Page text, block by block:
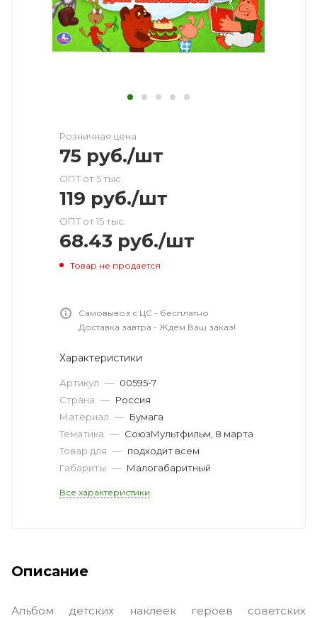
Розничная цена
75 руб./шт
ОПТ от 5 тыс.
119 руб./шт
ОПТ от 15 тыс.
68.43 руб./шт
Товар не продается
Самовывоз с ЦС - бесплатно
Доставка завтра - Ждем Ваш заказ!
Характеристики
Артикул — 00595-7
Страна — Россия
Материал — Бумага
Тематика — СоюзМультфильм, 8 марта
Товар для — подходит всем
Габариты — Малогабаритный
Все характеристики
Описание
Альбом детских наклеек героев советских